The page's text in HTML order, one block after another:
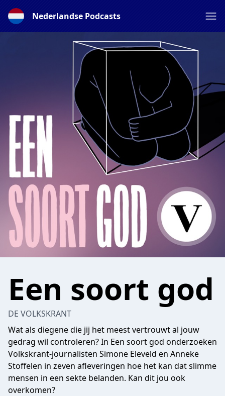
Nederlandse Podcasts
Een soort god
DE VOLKSKRANT
Wat als diegene die jij het meest vertrouwt al jouw
gedrag wil controleren? In Een soort god onderzoeken
Volkskrant-journalisten Simone Eleveld en Anneke
Stoffelen in zeven afleveringen hoe het kan dat slimme
mensen in een sekte belanden. Kan dit jou ook
overkomen?